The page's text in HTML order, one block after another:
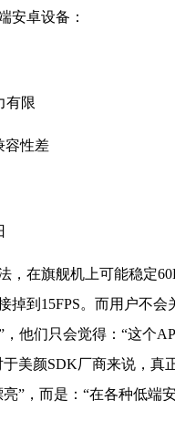
安卓设备：
有限
容性差
，在旗舰机上可能稳定
掉到15FPS。而用户不会
他们只会觉得：“这个
于美颜SDK厂商来说，真
”，而是：“在各种低端